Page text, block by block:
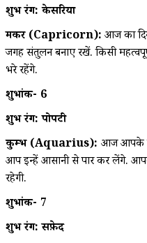
शुभ रंग: केसरिया
मकर (Capricorn): आज का
जगह संतुलन बनाए रखें. किसी
भरे रहेंगे.
शुभांक- 6
शुभ रंग: पोपटी
कुम्भ (Aquarius): आज आपके
आप इन्हें आसानी से पार कर लेंगे.
रहेगी.
शुभांक- 7
शुभ रंग: सफ़ेद